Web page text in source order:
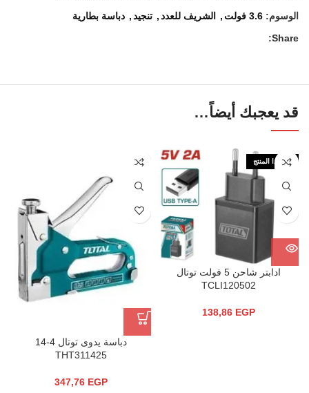
الوسوم: 3.6 فولت , الشريف للعدد, تنجيد, دباسة بطارية
Share:
قد يعجبك أيضاً…
نفذ هذا المنتج
ادابتر شاحن 5 فولت توتال
TCLI120502
138,86 EGP
دباسة يدوى توتال 4-14
THT311425
347,76 EGP